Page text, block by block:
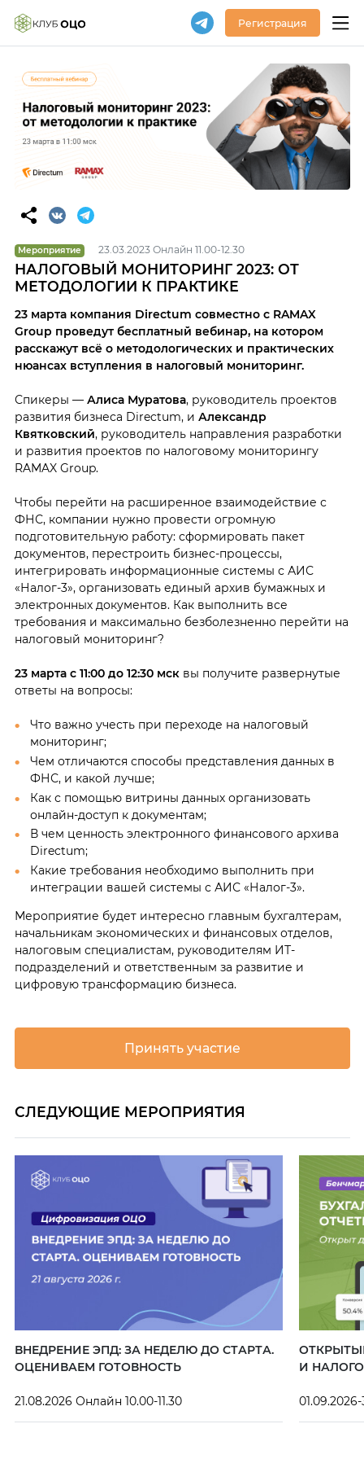
Регистрация
Мероприятие 23.03.2023 Онлайн 11.00-12.30
НАЛОГОВЫЙ МОНИТОРИНГ 2023: ОТ
МЕТОДОЛОГИИ К ПРАКТИКЕ
23 марта компания Directum совместно с RAMAX
Group проведут бесплатный вебинар, на котором
расскажут всё о методологических и практических
нюансах вступления в налоговый мониторинг.
Спикеры — Алиса Муратова, руководитель проектов
развития бизнеса Directum, и Александр
Квятковский, руководитель направления разработки
и развития проектов по налоговому мониторингу
RAMAX Group.
Чтобы перейти на расширенное взаимодействие с
ФНС, компании нужно провести огромную
подготовительную работу: сформировать пакет
документов, перестроить бизнес-процессы,
интегрировать информационные системы с АИС
«Налог-3», организовать единый архив бумажных и
электронных документов. Как выполнить все
требования и максимально безболезненно перейти на
налоговый мониторинг?
23 марта с 11:00 до 12:30 мсквы получите развернутые
ответы на вопросы:
Что важно учесть при переходе на налоговый
мониторинг;
Чем отличаются способы представления данных в
ФНС, и какой лучше;
Как с помощью витрины данных организовать
онлайн-доступ к документам;
В чем ценность электронного финансового архива
Directum;
Какие требования необходимо выполнить при
интеграции вашей системы с АИС «Налог-3».
Мероприятие будет интересно главным бухгалтерам,
начальникам экономических и финансовых отделов,
налоговым специалистам, руководителям ИТ-
подразделений и ответственным за развитие и
цифровую трансформацию бизнеса.
Принять участие
СЛЕДУЮЩИЕ МЕРОПРИЯТИЯ
ВНЕДРЕНИЕ ЭПД: ЗА НЕДЕЛЮ ДО СТАРТА.
ОЦЕНИВАЕМ ГОТОВНОСТЬ
21.08.2026 Онлайн 10.00-11.30
И
01.09.2026-